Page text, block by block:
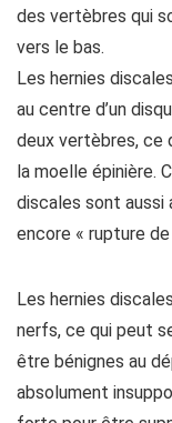
des vertèbres qui
vers le bas.
Les hernies
au centre d’un
deux vertèbres, ce
la moelle épinière.
discales sont aussi
encore « rupture de
Les hernies
nerfs, ce qui peut
être bénignes au
absolument